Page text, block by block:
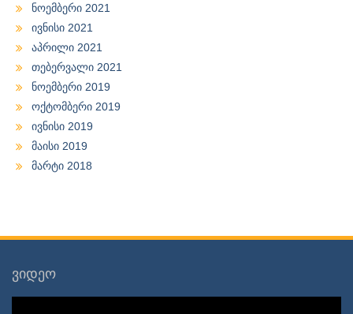
ნოემბერი 2021
ივნისი 2021
აპრილი 2021
თებერვალი 2021
ნოემბერი 2019
ოქტომბერი 2019
ივნისი 2019
მაისი 2019
მარტი 2018
ვიდეო